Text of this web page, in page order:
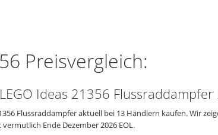
Preisvergleich:
Ideas 21356 Flussraddampfer
Flussraddampfer aktuell bei 13 Händlern kaufen. Wir
Ende Dezember 2026 EOL.